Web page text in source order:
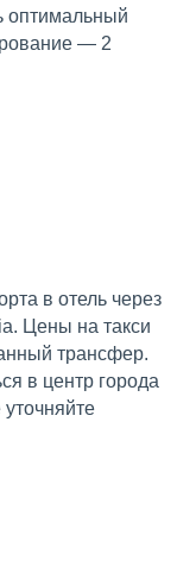
оптимальный
— 2
в отель через
Цены на такси
трансфер.
в центр города